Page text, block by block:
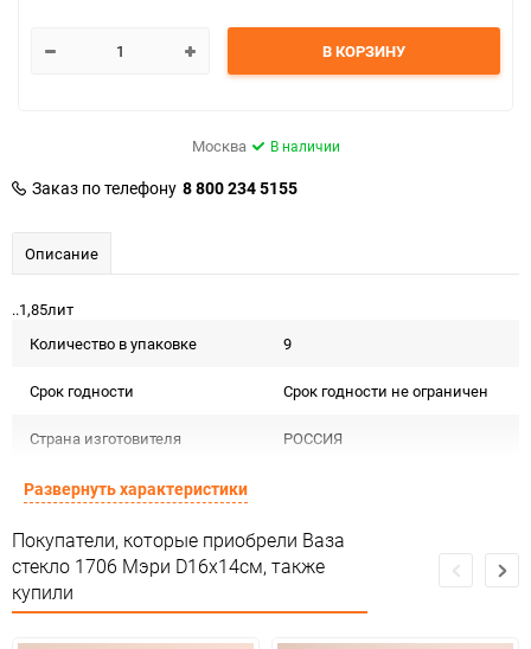
В КОРЗИНУ
Москва В наличии
Заказ по телефону 8 800 234 5155
Описание
..1,85лит
Количество в упаковке
9
Срок годности Срок годности не ограничен
Страна изготовителя РОССИЯ
Предназначение товара
Сертификация
Подлежит декларации о
соответствии РосТест
Особые условия
Развернуть характеристики
Покупатели, которые приобрели Ваза
стекло 1706 Мэри D16x14см, также
купили